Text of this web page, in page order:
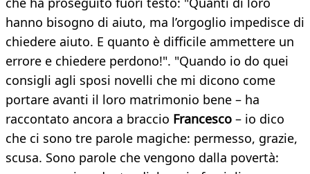
hanno bisogno di aiuto, ma l’orgoglio impedisce di
chiedere aiuto. E quanto è difficile ammettere un
errore e chiedere perdono!". "Quando io do quei
consigli agli sposi novelli che mi dicono come
portare avanti il loro matrimonio bene – ha
raccontato ancora a braccio Francesco – io dico
che ci sono tre parole magiche: permesso, grazie,
scusa. Sono parole che vengono dalla povertà: